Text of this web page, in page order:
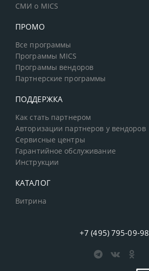
СМИ о MICS
ПРОМО
Все программы
Программы MICS
Программы вендоров
Партнерские программы
ПОДДЕРЖКА
Как стать партнером
Авторизации партнеров у вендоров
Сервисные центры
Гарантийное обслуживание
Инструкции
КАТАЛОГ
Витрина
+7 (495) 795-09-98